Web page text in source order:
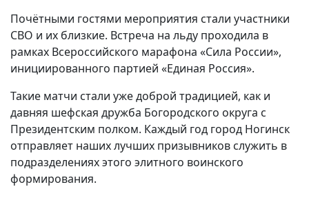
Почётными гостями мероприятия стали участники
СВО и их близкие. Встреча на льду проходила в
рамках Всероссийского марафона «Сила России»,
инициированного партией «Единая Россия».
Такие матчи стали уже доброй традицией, как и
давняя шефская дружба Богородского округа с
Президентским полком. Каждый год город Ногинск
отправляет наших лучших призывников служить в
подразделениях этого элитного воинского
формирования.